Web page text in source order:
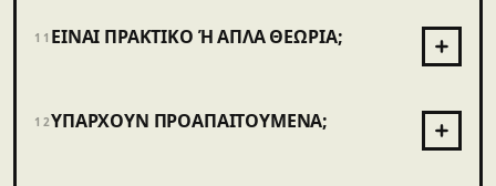
11 ΕΊΝΑΙ ΠΡΑΚΤΙΚΌ Ή ΑΠΛΆ ΘΕΩΡΊΑ;
12ΥΠΆΡΧΟΥΝ ΠΡΟΑΠΑΙΤΟΎΜΕΝΑ;